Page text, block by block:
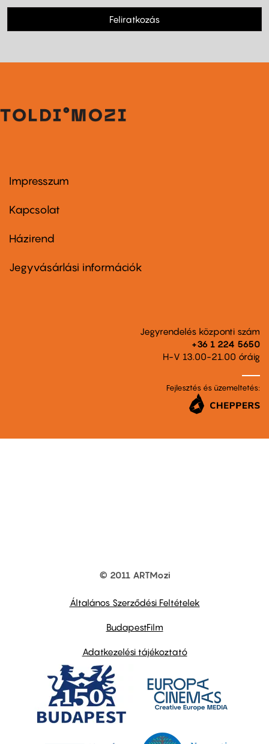
Feliratkozás
Footer
first
Impresszum
Kapcsolat
Footer
second
Házirend
Jegyvásárlási információk
Jegyrendelés központi szám
+36 1 224 5650
H-V 13.00-21.00 óráig
Fejlesztés és üzemeltetés:
© 2011 ARTMozi
Általános Szerződési Feltételek
BudapestFilm
Adatkezelési tájékoztató